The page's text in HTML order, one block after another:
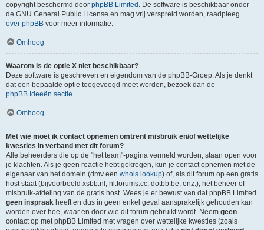
copyright beschermd door phpBB Limited . De software is beschikbaar onder
de GNU General Public License en mag vrij verspreid worden, raadpleeg
over phpBB voor meer informatie.
Omhoog
Waarom is de optie X niet beschikbaar?
Deze software is geschreven en eigendom van de phpBB-Groep. Als je denkt
dat een bepaalde optie toegevoegd moet worden, bezoek dan de
phpBB Ideeën sectie.
Omhoog
Met wie moet ik contact opnemen omtrent misbruik en/of wettelijke
kwesties in verband met dit forum?
Alle beheerders die op de "het team"-pagina vermeld worden, staan open voor
je klachten. Als je geen reactie hebt gekregen, kun je contact opnemen met de
eigenaar van het domein (dmv een whois lookup) of, als dit forum op een gratis
host staat (bijvoorbeeld xsbb.nl, nl.forums.cc, dotbb.be, enz.), het beheer of
misbruik-afdeling van de gratis host. Wees je er bewust van dat phpBB Limited
geen inspraak heeft en dus in geen enkel geval aansprakelijk gehouden kan
worden over hoe, waar en door wie dit forum gebruikt wordt. Neem geen
contact op met phpBB Limited met vragen over wettelijke kwesties (zoals